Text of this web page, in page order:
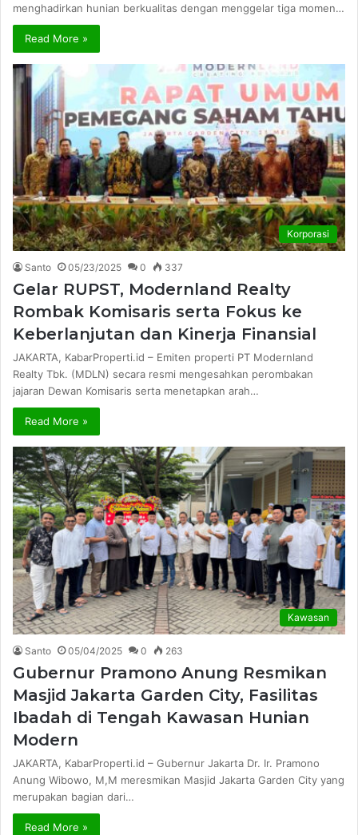
menghadirkan hunian berkualitas dengan menggelar tiga momen…
Read More »
Korporasi
Santo 05/23/2025 0 337
Gelar RUPST, Modernland Realty
Rombak Komisaris serta Fokus ke
Keberlanjutan dan Kinerja Finansial
JAKARTA, KabarProperti.id – Emiten properti PT Modernland
Realty Tbk. (MDLN) secara resmi mengesahkan perombakan
jajaran Dewan Komisaris serta menetapkan arah…
Read More »
Kawasan
Santo 05/04/2025 0 263
Gubernur Pramono Anung Resmikan
Masjid Jakarta Garden City, Fasilitas
Ibadah di Tengah Kawasan Hunian
Modern
JAKARTA, KabarProperti.id – Gubernur Jakarta Dr. Ir. Pramono
Anung Wibowo, M,M meresmikan Masjid Jakarta Garden City yang
merupakan bagian dari…
Read More »